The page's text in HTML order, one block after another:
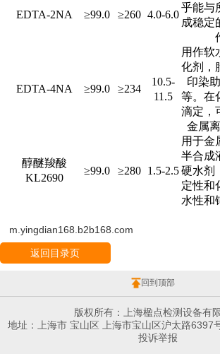
EDTA-2NA ≥99.0 ≥260 4.0-6.0
乎能与
成稳定
EDTA-4NA ≥99.0 ≥234
10.5-
11.5
用作软
化剂，
印染
等。在
滴定，
金属
醇醚羧酸
KL2690
≥99.0 ≥280 1.5-2.5
用于金
半合成
硬水剂
定性和
水性和
m.yingdian168.b2b168.com
返回目录页
回到顶部
版权所有：上海楹点检测设备有
地址：上海市 宝山区 上海市宝山区沪太路6397
投诉举报